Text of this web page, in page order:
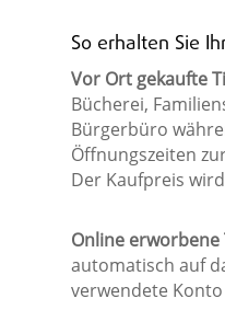
So erhalten Sie
Vor Ort gekaufte
Bücherei,
Bürgerbüro
Öffnungszeiten
Der Kaufpreis
Online erworbene
automatisch auf
verwendete